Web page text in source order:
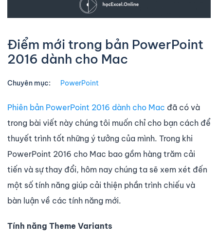
Điểm mới trong bản PowerPoint
2016 dành cho Mac
Chuyên mục: PowerPoint
Phiên bản PowerPoint 2016 dành cho Mac đã có và
trong bài viết này chúng tôi muốn chỉ cho bạn cách để
thuyết trình tốt những ý tưởng của mình. Trong khi
PowerPoint 2016 cho Mac bao gồm hàng trăm cải
tiến và sự thay đổi, hôm nay chúng ta sẽ xem xét đến
một số tính năng giúp cải thiện phần trình chiếu và
bàn luận về các tính năng mới.
Tính năng Theme Variants